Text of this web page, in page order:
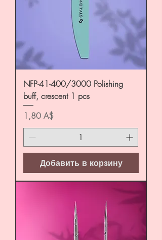
NFP-41-400/3000 Polishing
buff, crescent 1 pcs
Цена
1,80 A$
Добавить в корзину